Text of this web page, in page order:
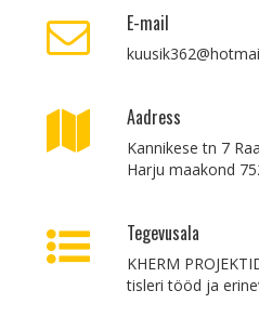
E-mail
Aadress
Kannikese tn 7
Harju maakond
Tegevusala
KHERM
tisleri tööd ja